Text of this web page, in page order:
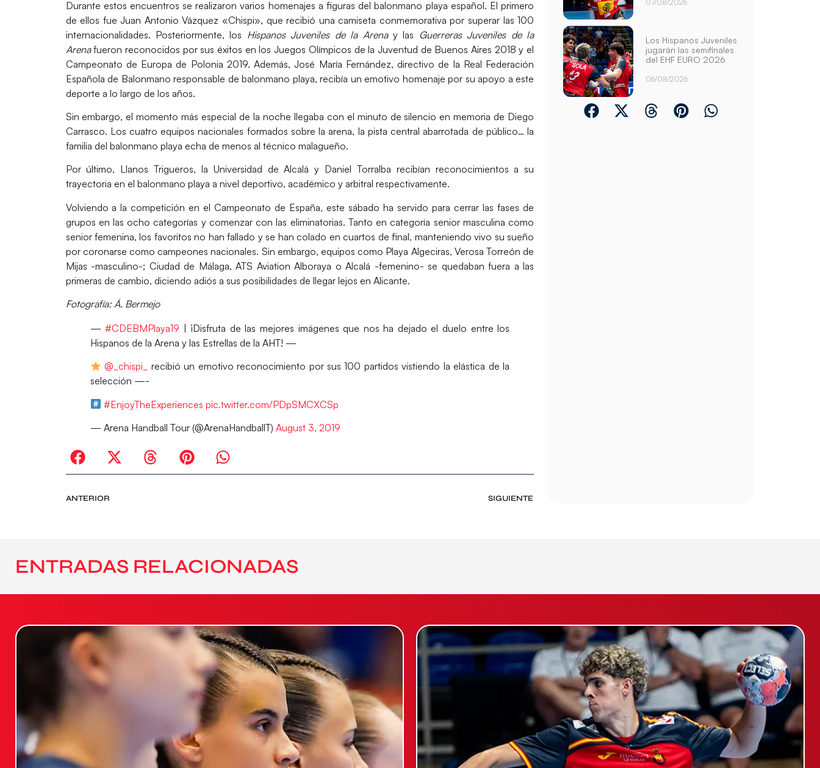
Durante estos encuentros se realizaron varios homenajes a figuras del balonmano playa español. El primero
de ellos fueJuan Antonio Vázquez «Chispi», que recibió una camiseta conmemorativa por superar las 100
internacionalidades. Posteriormente, los Hispanos Juveniles de la Arenay las Guerreras Juveniles de la
Arenafueron reconocidos por sus éxitos en los Juegos Olímpicos de la Juventud de Buenos Aires 2018 y el
Campeonato de Europa de Polonia 2019. Además,José María Fernández,directivo de la Real Federación
Española de Balonmano responsable de balonmano playa, recibía un emotivo homenaje por su apoyo a este
deporte a lo largo de los años.
Sin embargo, el momento más especial de la noche llegaba con el minuto de silencio en memoria de Diego
Carrasco. Los cuatro equipos nacionales formados sobre la arena, la pista central abarrotada de público… la
familia del balonmano playa echa de menos al técnico malagueño.
Por último, Llanos Trigueros, la Universidad de Alcaláy Daniel Torralba recibían reconocimientos a su
trayectoria en el balonmano playa a nivel deportivo, académico y arbitral respectivamente.
Volviendo a la competición en el Campeonato de España, este sábado ha servido para cerrar las fases de
grupos en las ocho categorías y comenzar con las eliminatorias. Tanto en categoría senior masculina como
senior femenina, los favoritos no han fallado y se han colado en cuartos de final, manteniendo vivo su sueño
por coronarse como campeones nacionales. Sin embargo, equipos como Playa Algeciras, Verosa Torreón de
Mijas -masculino-; Ciudad de Málaga, ATS Aviation Alboraya o Alcalá -femenino- se quedaban fuera a las
primeras de cambio, diciendo adiós a sus posibilidades de llegar lejos en Alicante.
Fotografía: Á. Bermejo
—#CDEBMPlaya19 | ¡Disfruta de las mejores imágenes que nos ha dejado el duelo entre los
Hispanos de la Arena y las Estrellas de la AHT! —
@_chispi_
recibió un emotivo reconocimiento por sus 100 partidos vistiendo la elástica de la
selección —-
#EnjoyTheExperiences pic.twitter.com/PDpSMCXCSp
— Arena Handball Tour (@ArenaHandballT) August 3, 2019
ANTERIOR SIGUIENTE
07/08/2026
Los Hispanos Juveniles
jugarán las semifinales
del EHF EURO 2026
06/08/2026
ENTRADAS RELACIONADAS